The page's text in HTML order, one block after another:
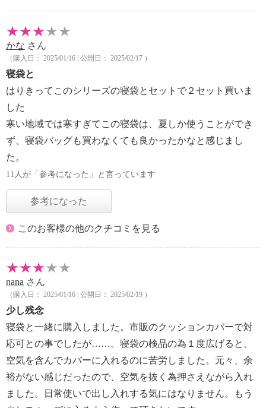
かな さん
（購入日： 2025/01/16 | 公開日： 2025/02/17 ）
寝袋と
はりきってこのシリーズの寝袋とセットで２セット買いま
した
寒い地域では寒すぎてこの寝袋は、夏しか使うことができ
ず、寝袋バッグも買わなくても良かったかなと感じまし
た。
11人が「参考になった」と言っています
参考になった
このお客様の他のクチコミを見る
nana さん
（購入日： 2025/01/16 | 公開日： 2025/02/19 ）
少し残念
寝袋と一緒に購入しました。市販のクッションカバーで対
応可との事でしたが……。寝袋の検品の為１度広げると、
空気を含んでカバーに入れるのに苦労しました。元々、余
裕がない感じだったので、空気を抜く為押さえながら入れ
ました。日常使いで出し入れする気にはなりません。もう